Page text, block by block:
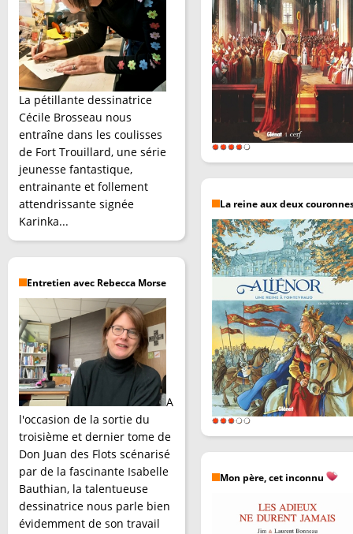
La pétillante dessinatrice
Cécile Brosseau nous
entraîne dans les coulisses
de Fort Trouillard, une série
jeunesse fantastique,
entrainante et follement
attendrissante signée
Karinka...
Entretien avec Rebecca Morse
A
l'occasion de la sortie du
troisième et dernier tome de
Don Juan des Flots scénarisé
par de la fascinante Isabelle
Bauthian, la talentueuse
dessinatrice nous parle bien
évidemment de son travail
La reine aux deux
Mon père, cet inconnu